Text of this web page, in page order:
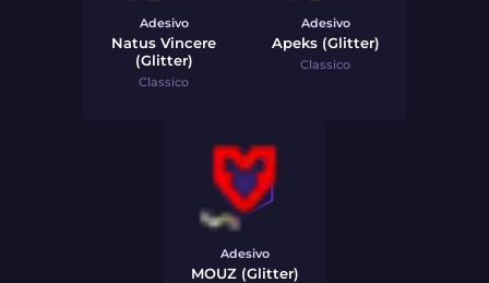
Adesivo
Natus Vincere
(Glitter)
Classico
Adesivo
Apeks (Glitter)
Classico
Adesivo
MOUZ (Glitter)